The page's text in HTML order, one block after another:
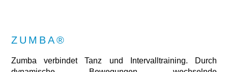
ZUMBA®
Zumba verbindet Tanz und Intervalltraining. Durch